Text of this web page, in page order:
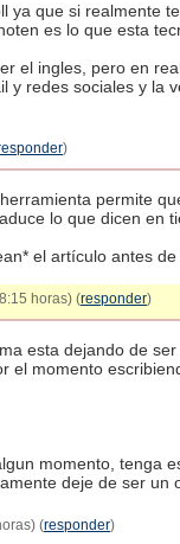
ya que si realmente
es lo que esta
el ingles, pero en
y redes sociales y la
)
permite
lo que dicen en
el artículo antes
horas) (responder)
esta dejando de
el momento
momento, tenga
deje de ser un
(responder)